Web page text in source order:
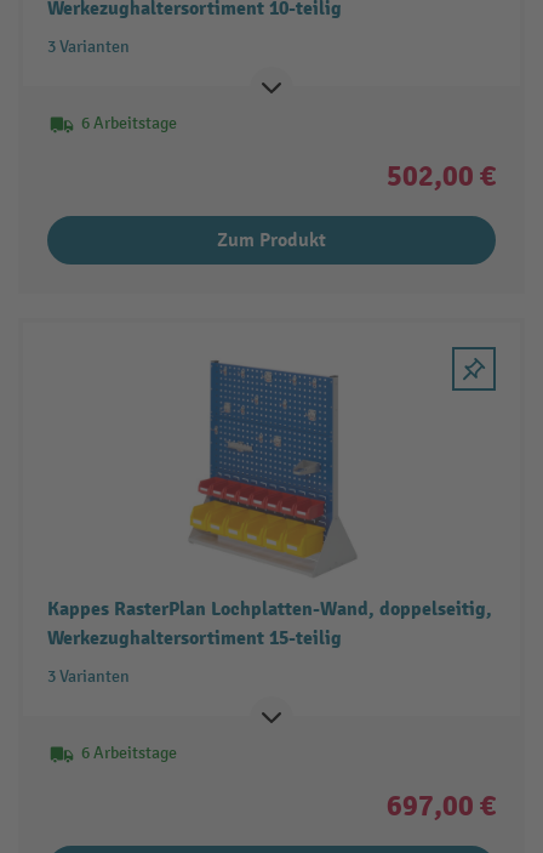
Werkezughaltersortiment 10-teilig
3 Varianten
6 Arbeitstage
502,00 €
Zum Produkt
Kappes RasterPlan Lochplatten-Wand, doppelseitig,
Werkezughaltersortiment 15-teilig
3 Varianten
6 Arbeitstage
697,00 €